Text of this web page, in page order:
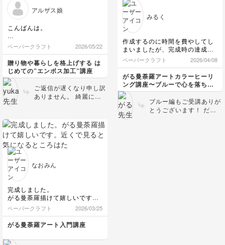
UPしてください🩷
アルザス娘
こんばんは。
生れて初めてのエンボス加工🌟
あまりにも簡単にできてしまっ
たので吃驚でした！
練習用紙はコピー用紙だったの
ですが、こんなに薄い紙にもエ
ンボスできるんですね。
ひとつ質問させてください。
エンボス本体と一緒に３枚のプ
薄いプレート？も入っていたの
ですが、これも何かに使うので
しょうか？
大きさは他の3mmと2mmのプ
レートと同じ大きさです。
エンボス加工はできても、それ
をどの様に使うのか、これから
のレッスンが楽しみです。
よろしくお願いします。
ペーパークラフト 2026/05/22
贈り物や暮らしを格上げする は
じめての”エンボス加工”講座
ご返信が遅くなり申し訳
ありません。 綺麗にエ
うまく出来れば紙の厚み
に関係なくエンボスを施
すことができます(*^^*)
プラスチックシートがつ
知り、そのサイトを確認
プラスチックシートを使
っている説明がなく、明
確な使用用途がわからず
申し訳ありません。圧力
調整に使ったりできるよ
足りないときに挟まれて
みるく
作成するのに時間を費やしてし
まいましたが、完成時の達成感
はとても高くて満足した作品が
出来ました！
青モチーフは見ていて癒されま
す💙
作成している際はとても楽しく
て曼荼羅アートは奥が深くても
っと学びたいと思っています🩵
ペーパークラフト 2026/04/08
がる曼荼羅アートカラーヒーリ
ング講座〜ブルーで心を落ち着
けて自分を癒そう〜
ブルー編もご受講ありが
とうございます！ だん
なおみん
完成しました。
がる曼荼羅描けて嬉しいです。
近くで見ると気になるところは
たくさんありますが、少し離れ
て見るとキラキラして綺麗で
す。
ペーパークラフト 2026/03/25
がる曼荼羅アート入門講座